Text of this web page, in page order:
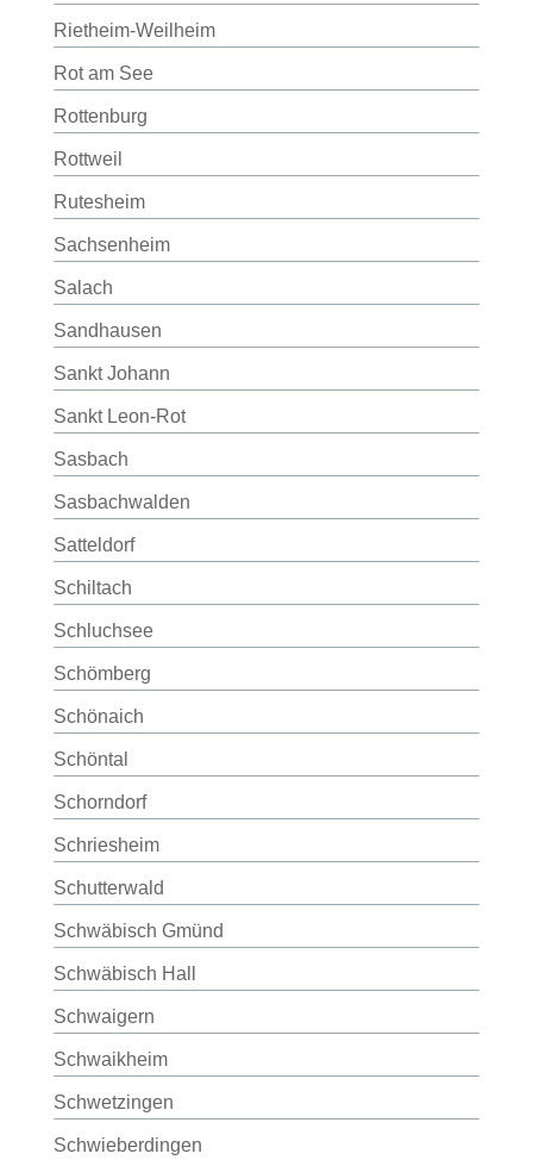
Rietheim-Weilheim
Rot am See
Rottenburg
Rottweil
Rutesheim
Sachsenheim
Salach
Sandhausen
Sankt Johann
Sankt Leon-Rot
Sasbach
Sasbachwalden
Satteldorf
Schiltach
Schluchsee
Schömberg
Schönaich
Schöntal
Schorndorf
Schriesheim
Schutterwald
Schwäbisch Gmünd
Schwäbisch Hall
Schwaigern
Schwaikheim
Schwetzingen
Schwieberdingen